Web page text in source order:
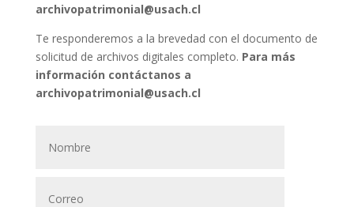
archivopatrimonial@usach.cl
Te responderemos a la brevedad con el documento de
solicitud de archivos digitales completo. Para más
información contáctanos a
archivopatrimonial@usach.cl